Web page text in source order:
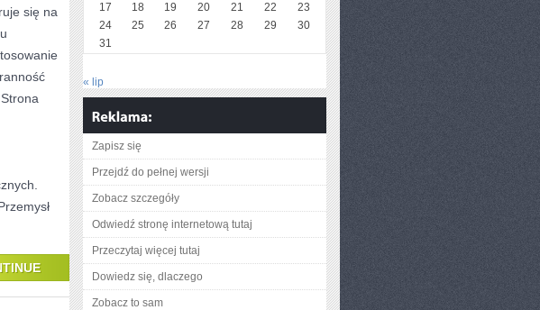
BRANŻY
się na
17
18 19 20 21 22
23
24
25 26 27 28 29
30
31
« lip
Zapisz się
Przejdź do pełnej wersji
Zobacz szczegóły
Odwiedź stronę internetową tutaj
Przeczytaj więcej tutaj
Dowiedz się, dlaczego
Zobacz to sam